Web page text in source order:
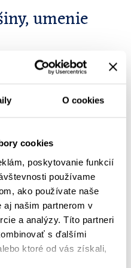
O cookies
cookies
poskytovanie funkcií
používame
ako používate naše
aj našim partnerom v
a analýzy. Títo partneri
s ďalšími
ktoré od vás získali,
umenie